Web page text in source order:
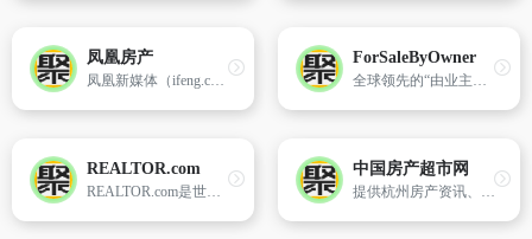
凤凰房产
凤凰新媒体（ifeng.com）是凤凰卫视传媒集团全资拥有的跨平台网络传媒,以凤凰网为旗舰,融合互联网、无线通信网、和网络视频三大平台,全方位整合多种媒体形式、内容资源、技术平台、传播渠道,努力打造一流的全球华人新媒体。
ForSaleByOwner
全球领先的“由业主出售”的房地产网站,从1999年开始在美国50个州以及加拿大提供房源信息。
REALTOR.com
REALTOR.com是世界上最大的房屋销售房地产数据库和全国房地产经纪人协会官方网站。
中国房产超市网
提供杭州房产资讯、新房、二手房、房屋租赁、家居装潢、贷款等在线信息。